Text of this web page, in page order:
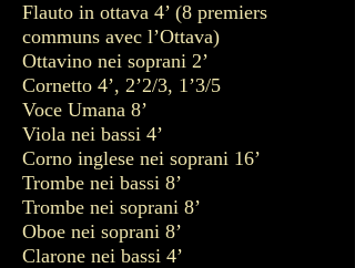
Flauto in ottava 4’ (8 premiers
communs avec l’Ottava)
Ottavino nei soprani 2’
Cornetto 4’, 2’2/3, 1’3/5
Voce Umana 8’
Viola nei bassi 4’
Corno inglese nei soprani 16’
Trombe nei bassi 8’
Trombe nei soprani 8’
Oboe nei soprani 8’
Clarone nei bassi 4’